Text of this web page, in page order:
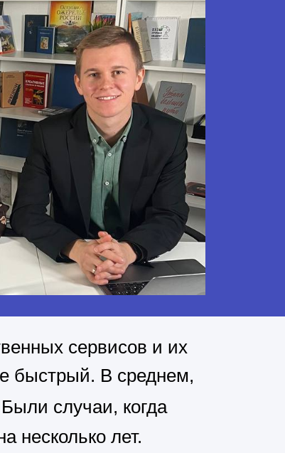
сервисов и их
быстрый. В среднем,
случаи, когда
несколько лет.